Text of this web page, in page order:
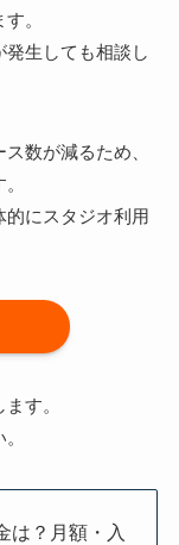
。
生しても相談し
数が減るため、
的にスタジオ利用
す。
は？月額・入